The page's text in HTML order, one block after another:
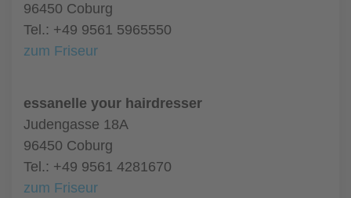
96450 Coburg
Tel.: +49 9561 5965550
zum Friseur
essanelle your hairdresser
Judengasse 18A
96450 Coburg
Tel.: +49 9561 4281670
zum Friseur